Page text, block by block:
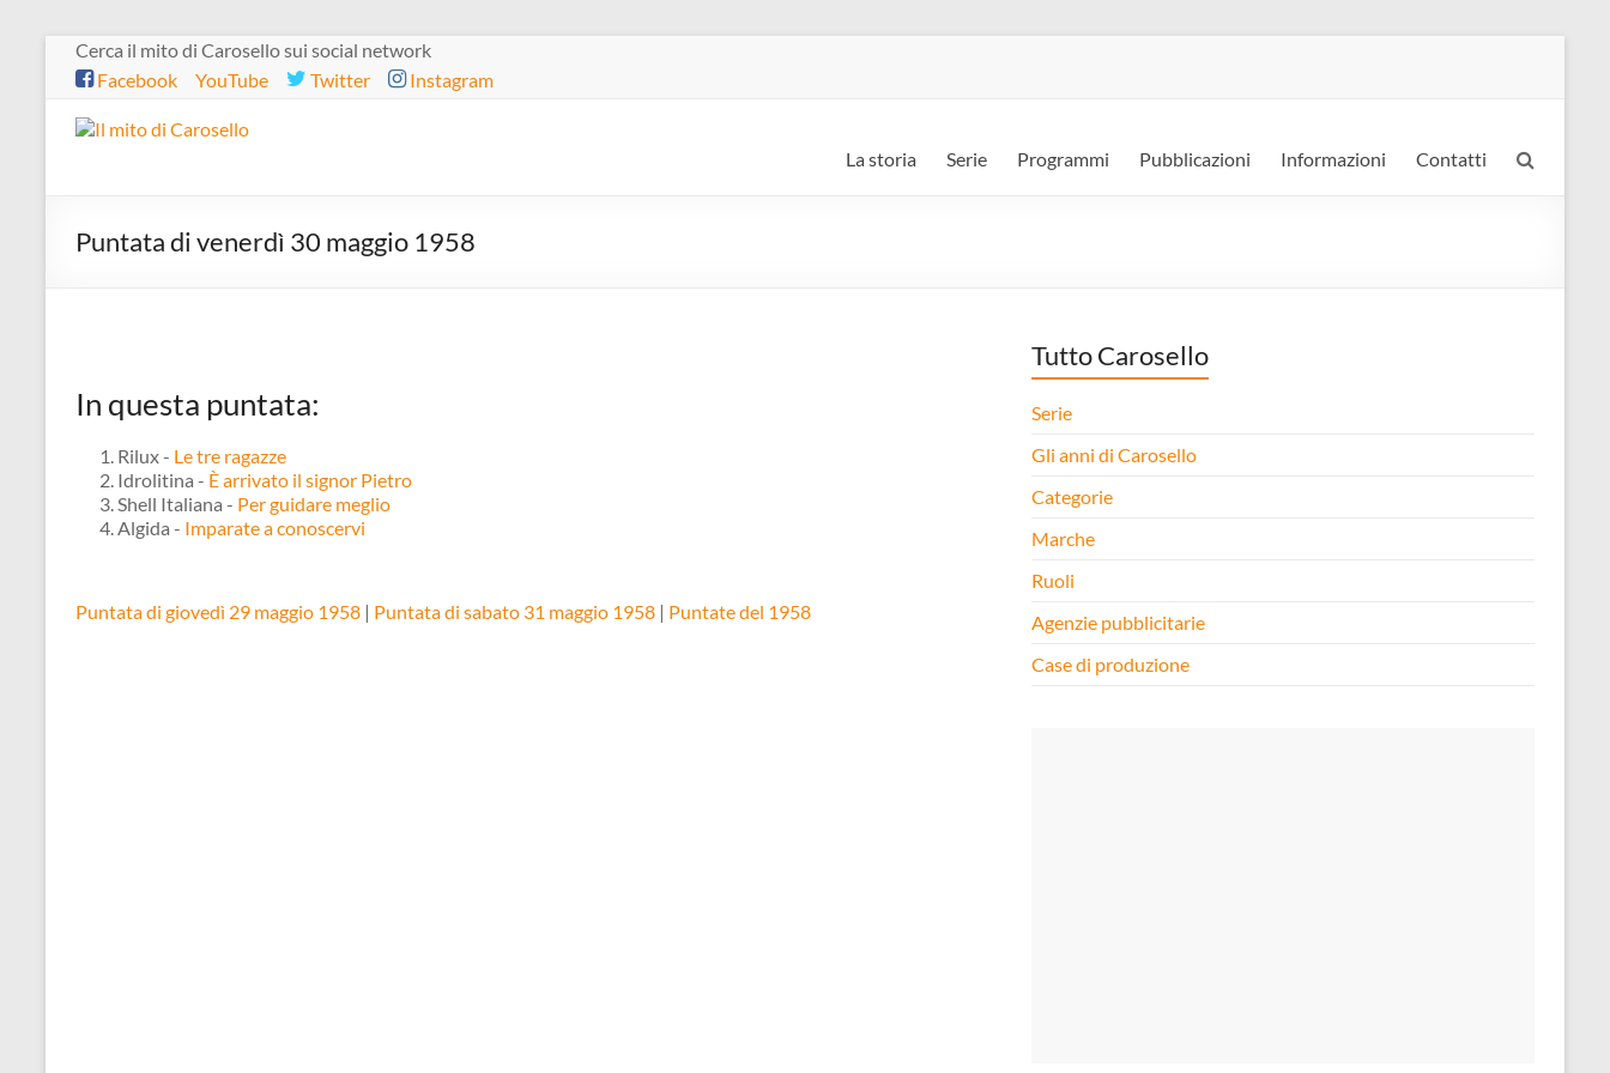
Salta
contenuto
Cerca il mito di Carosello sui social network
Facebook
YouTube Twitter Instagram
Il
di
La storia Serie Programmi Pubblicazioni Informazioni Contatti
Puntata di venerdì 30 maggio 1958
In questa puntata:
Rilux - Le tre ragazze
Idrolitina - È arrivato il signor Pietro
Shell Italiana - Per guidare meglio
Algida - Imparate a conoscervi
Puntata di giovedì 29 maggio 1958 | Puntata di sabato 31 maggio 1958 | Puntate del 1958
Tutto Carosello
Serie
Gli anni di Carosello
Categorie
Marche
Ruoli
Agenzie pubblicitarie
Case di produzione